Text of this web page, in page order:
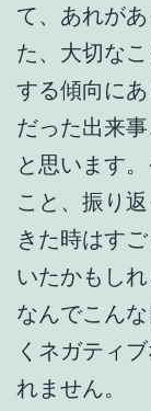
て、あれが
た、大切な
する傾向に
だった出来
と思います
こと、振り
きた時はす
いたかもし
なんでこん
くネガティ
れません。